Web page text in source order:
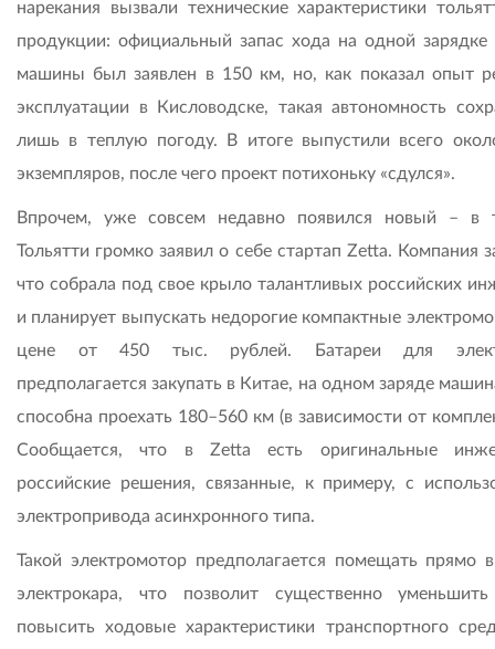
нарекания вызвали технические характеристики
продукции: официальный запас хода на одной зарядке
машины был заявлен в 150 км, но, как показал опыт
эксплуатации в Кисловодске, такая автономность
лишь в теплую погоду. В итоге выпустили всего
экземпляров, после чего проект потихоньку «сдулся».
Впрочем, уже совсем недавно появился новый – в
Тольятти громко заявил о себе стартап Zetta. Компания
что собрала под свое крыло талантливых российских
и планирует выпускать недорогие компактные
цене от 450 тыс. рублей. Батареи для
предполагается закупать в Китае, на одном заряде
способна проехать 180–560 км (в зависимости от
Сообщается, что в Zetta есть оригинальные
российские решения, связанные, к примеру, с
электропривода асинхронного типа.
Такой электромотор предполагается помещать прямо
электрокара, что позволит существенно
повысить ходовые характеристики транспортного